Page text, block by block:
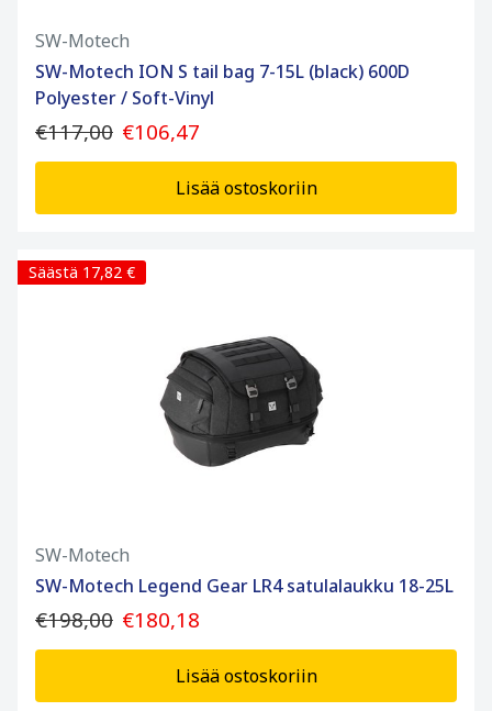
SW-Motech
SW-Motech ION S tail bag 7-15L (black) 600D
Polyester / Soft-Vinyl
€117,00 €106,47
Lisää ostoskoriin
Säästä 17,82 €
SW-Motech
SW-Motech Legend Gear LR4 satulalaukku 18-25L
€198,00 €180,18
Lisää ostoskoriin